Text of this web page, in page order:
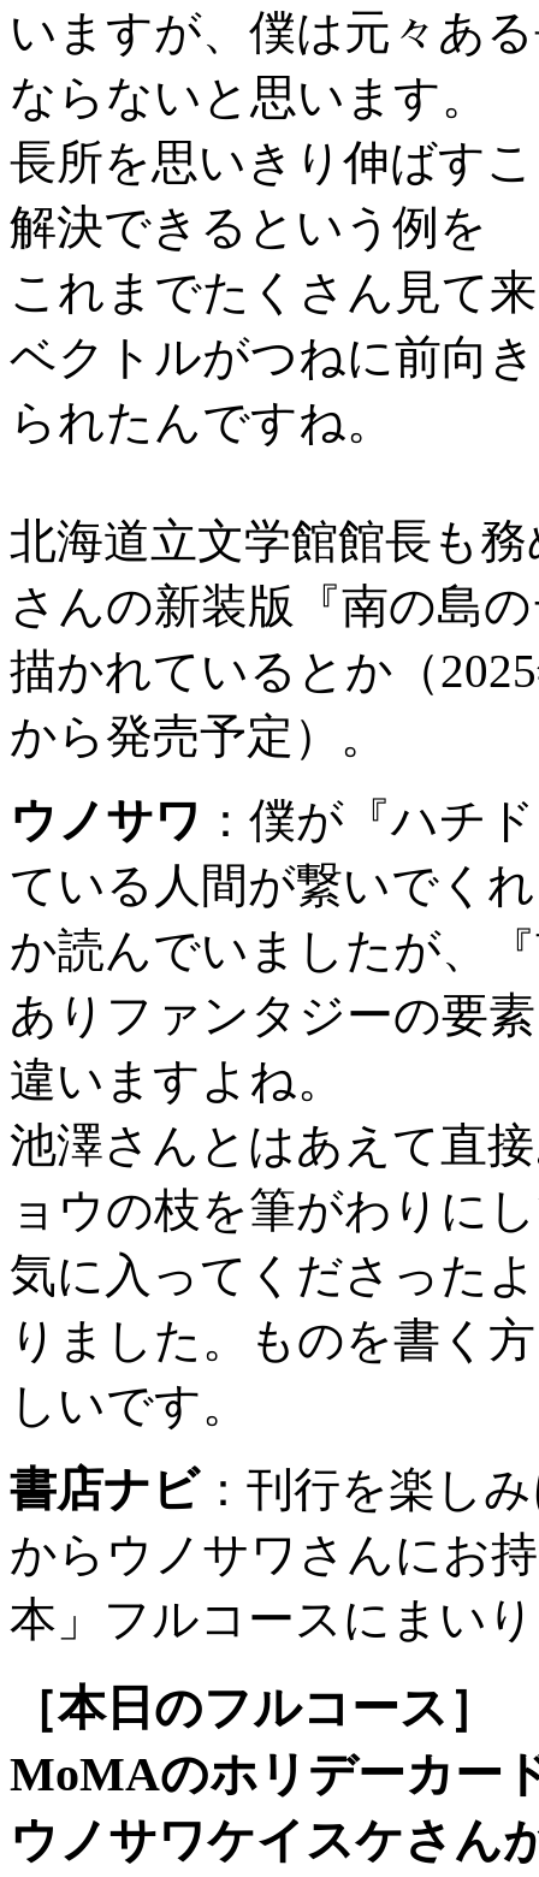
いますが、僕は元々あ
ならないと思います。
長所を思いきり伸ばす
解決できるという例を
これまでたくさん見て
ベクトルがつねに前向
られたんですね。
北海道立文学館館長も
さんの新装版『南の島
描かれているとか（
から発売予定）。
ウノサワ ： 僕が『ハチ
ている人間が繋いでく
か読んでいましたが、
ありファンタジーの要
違いますよね。
池澤さんとはあえて直
ョウの枝を筆がわりに
気に入ってくださった
りました。ものを書く
しいです。
書店ナビ： 刊行を楽し
からウノサワさんにお
本」フルコースにまい
［本日のフルコース］
MoMAのホリデーカー
ウノサワケイスケさん